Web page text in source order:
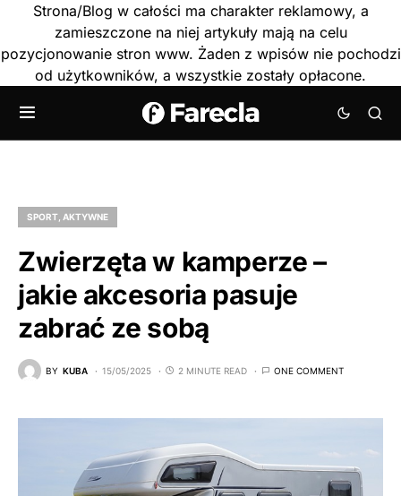
Strona/Blog w całości ma charakter reklamowy, a
zamieszczone na niej artykuły mają na celu
pozycjonowanie stron www. Żaden z wpisów nie pochodzi
od użytkowników, a wszystkie zostały opłacone.
SPORT, AKTYWNE
Zwierzęta w kamperze –
jakie akcesoria pasuje
zabrać ze sobą
BY KUBA 15/05/2025 2 MINUTE READ ONE COMMENT